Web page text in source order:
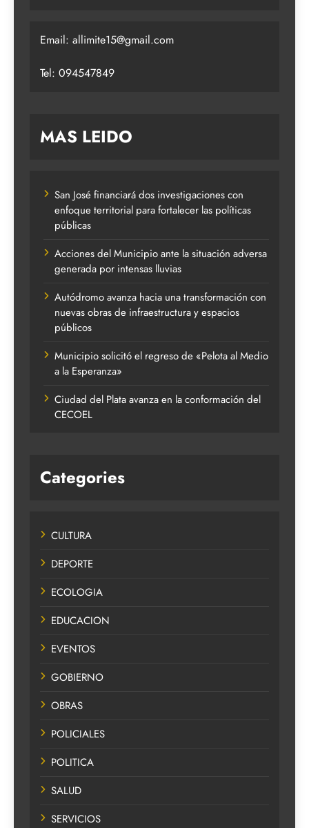
Email: allimite15@gmail.com
Tel: 094547849
MAS LEIDO
San José financiará dos investigaciones con
enfoque territorial para fortalecer las políticas
públicas
Acciones del Municipio ante la situación adversa
generada por intensas lluvias
Autódromo avanza hacia una transformación con
nuevas obras de infraestructura y espacios
públicos
Municipio solicitó el regreso de «Pelota al Medio
a la Esperanza»
Ciudad del Plata avanza en la conformación del
CECOEL
Categories
CULTURA
DEPORTE
ECOLOGIA
EDUCACION
EVENTOS
GOBIERNO
OBRAS
POLICIALES
POLITICA
SALUD
SERVICIOS